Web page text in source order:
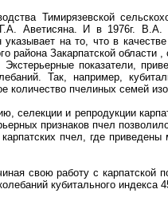
Тимирязевской
Аветисяна. И в 1976г. В.А.
на то, что в
района Закарпатской
показатели,
Так, например,
количество пчелиных семей
селекции и репродукции
признаков пчел
пчел, где
свою работу с карпатской
кубитального индекса